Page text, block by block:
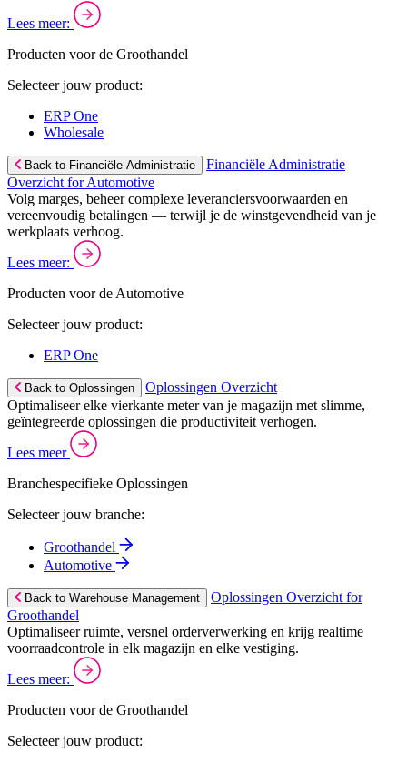
Lees meer:
Producten voor de Groothandel
Selecteer jouw product:
ERP One
Wholesale
Back to Financiële Administratie
Financiële Administratie
Overzicht for Automotive
Volg marges, beheer complexe leveranciersvoorwaarden en
vereenvoudig betalingen — terwijl je de winstgevendheid van je
werkplaats verhoog.
Lees meer:
Producten voor de Automotive
Selecteer jouw product:
ERP One
Back to Oplossingen
Oplossingen Overzicht
Optimaliseer elke vierkante meter van je magazijn met slimme,
geïntegreerde oplossingen die productiviteit verhogen.
Lees meer
Branchespecifieke Oplossingen
Selecteer jouw branche:
Groothandel
Automotive
Back to Warehouse Management
Oplossingen Overzicht for
Groothandel
Optimaliseer ruimte, versnel orderverwerking en krijg realtime
voorraadcontrole in elk magazijn en elke vestiging.
Lees meer:
Producten voor de Groothandel
Selecteer jouw product: